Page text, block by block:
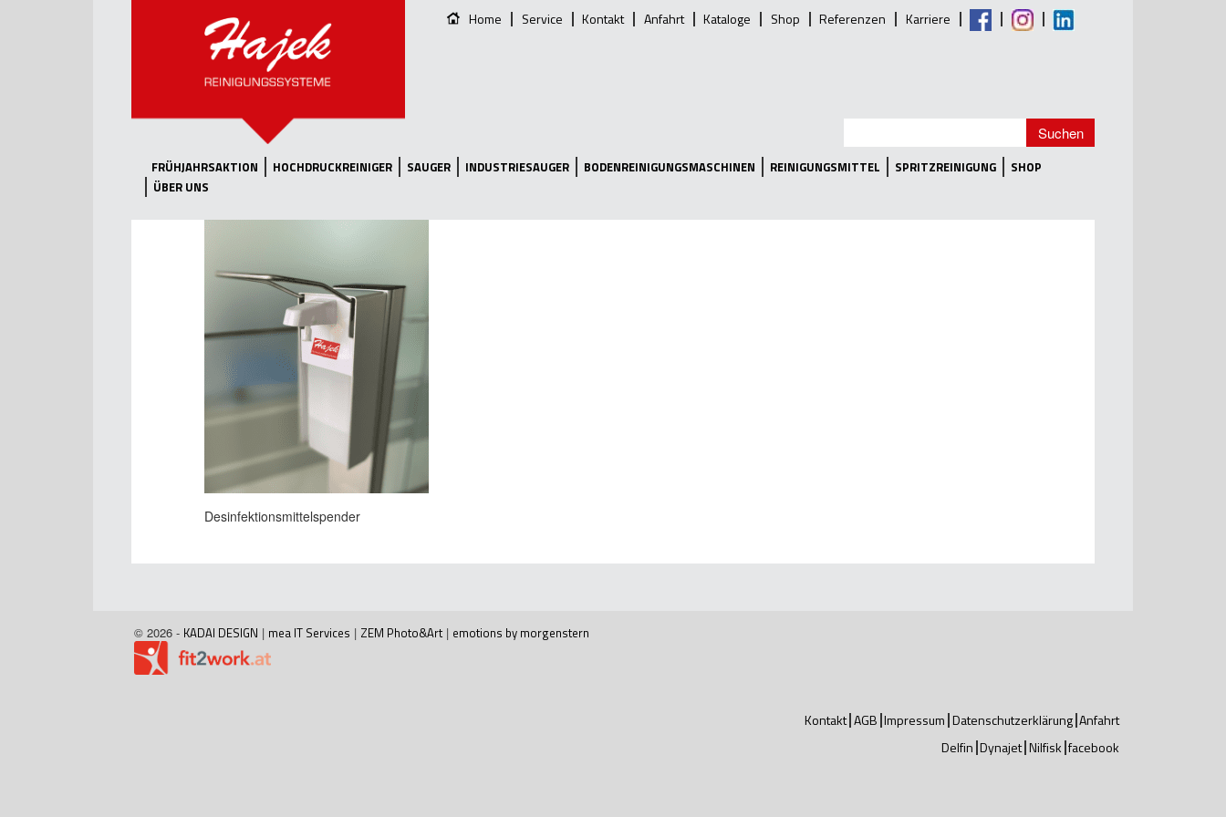
Home Service Kontakt Anfahrt Kataloge Shop Referenzen Karriere
FRÜHJAHRSAKTION HOCHDRUCKREINIGER SAUGER INDUSTRIESAUGER BODENREINIGUNGSMASCHINEN REINIGUNGSMITTEL SPRITZREINIGUNG
SHOP
ÜBER UNS
Desinfektionsmittelspender
© 2026 - KADAI DESIGN | mea IT Services | ZEM Photo&Art | emotions by morgenstern
Kontakt AGB Impressum Datenschutzerklärung Anfahrt
Delfin Dynajet Nilfisk facebook